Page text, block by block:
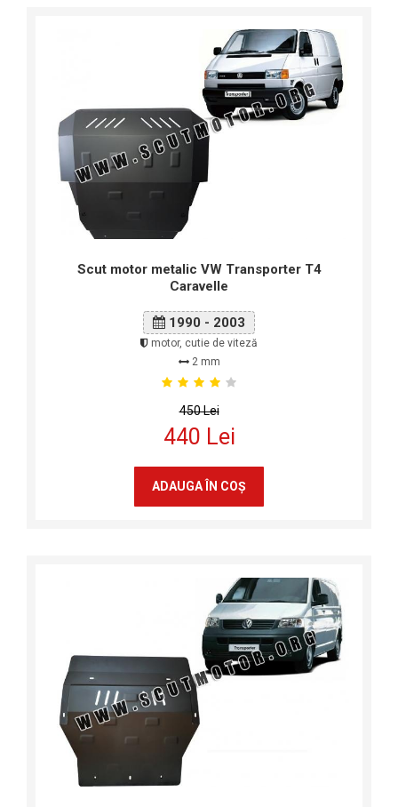
Scut motor metalic VW Transporter T4
Caravelle
1990 - 2003
motor, cutie de viteză
2 mm
450 Lei
440 Lei
ADAUGA ÎN COŞ